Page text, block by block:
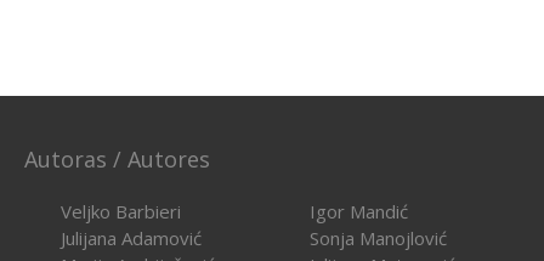
Autoras / Autores
Veljko Barbieri
Julijana Adamović
Igor Mandić
Sonja Manojlović